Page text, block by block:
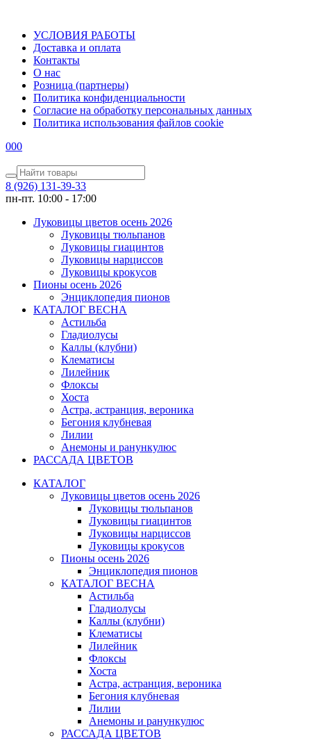
УСЛОВИЯ РАБОТЫ
Доставка и оплата
Контакты
О наc
Розница (партнеры)
Политика конфиденциальности
Согласие на обработку персональных данных
Политика использования файлов сookie
000
8 (926) 131-39-33
пн-пт. 10:00 - 17:00
Луковицы цветов осень 2026
Луковицы тюльпанов
Луковицы гиацинтов
Луковицы нарциссов
Луковицы крокусов
Пионы осень 2026
Энциклопедия пионов
КАТАЛОГ ВЕСНА
Астильба
Гладиолусы
Каллы (клубни)
Клематисы
Лилейник
Флоксы
Хоста
Астра, астранция, вероника
Бегония клубневая
Лилии
Анемоны и ранункулюс
РАССАДА ЦВЕТОВ
КАТАЛОГ
Луковицы цветов осень 2026
Луковицы тюльпанов
Луковицы гиацинтов
Луковицы нарциссов
Луковицы крокусов
Пионы осень 2026
Энциклопедия пионов
КАТАЛОГ ВЕСНА
Астильба
Гладиолусы
Каллы (клубни)
Клематисы
Лилейник
Флоксы
Хоста
Астра, астранция, вероника
Бегония клубневая
Лилии
Анемоны и ранункулюс
РАССАДА ЦВЕТОВ